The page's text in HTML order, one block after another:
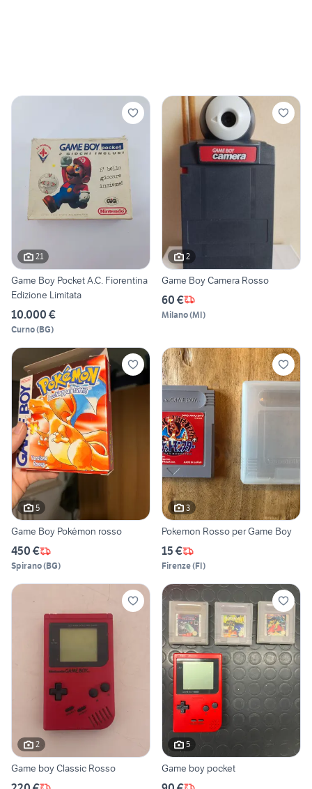
21
Game Boy Pocket A.C. Fiorentina
Edizione Limitata
10.000 €
Curno(BG)
2
Game Boy Camera Rosso
60 €
Milano(MI)
5
Game Boy Pokémon rosso
450 €
Spirano(BG)
3
Pokemon Rosso per Game Boy
15 €
Firenze(FI)
2
Game boy Classic Rosso
5
Game boy pocket